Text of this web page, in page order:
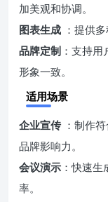
加美观和协调。
图表生成 ：提供
品牌定制 ：支持
形象一致。
适用场景
企业宣传 ：制作
品牌影响力。
会议演示 ：快速
率。